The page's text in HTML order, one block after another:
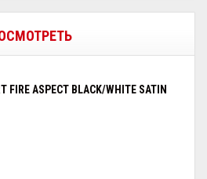
ASPECT BLACK/WHITE SATIN